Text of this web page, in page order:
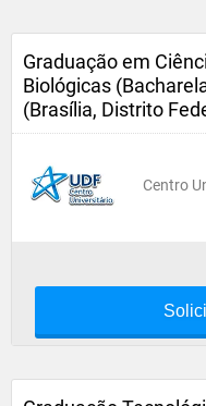
Graduação em
Biológicas
(Brasília, Distrito
Centro